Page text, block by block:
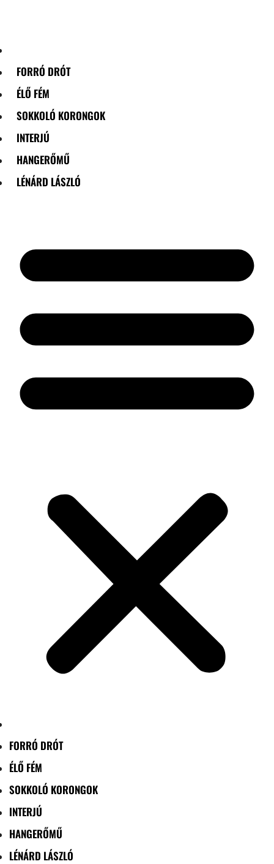
FORRÓ DRÓT
ÉLŐ FÉM
SOKKOLÓ KORONGOK
INTERJÚ
HANGERŐMŰ
LÉNÁRD LÁSZLÓ
FORRÓ DRÓT
ÉLŐ FÉM
SOKKOLÓ KORONGOK
INTERJÚ
HANGERŐMŰ
LÉNÁRD LÁSZLÓ